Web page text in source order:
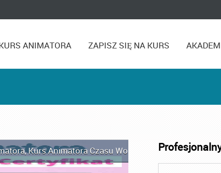
ANIMATORA ZAPISZ SIĘ NA KURS
,Kurs Animatora Czasu Wolnego Kurs Animatora